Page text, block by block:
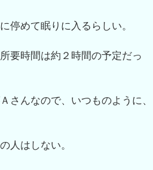
停めて眠りに入るらしい。
要時間は約２時間の予定だっ
さんなので、いつものように、
人はしない。